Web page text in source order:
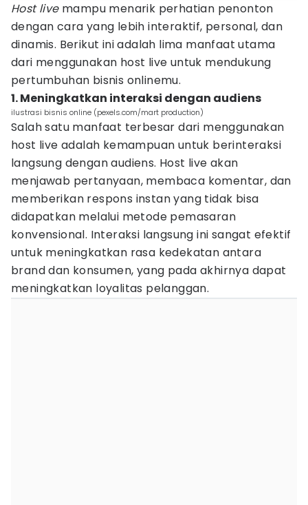
Host livemampu menarik perhatian penonton
dengan cara yang lebih interaktif, personal, dan
dinamis. Berikut ini adalah lima manfaat utama
dari menggunakan host live untuk mendukung
pertumbuhan bisnis onlinemu.
1. Meningkatkan interaksi dengan audiens
ilustrasi bisnis online (pexels.com/mart production)
Salah satu manfaat terbesar dari menggunakan
host live adalah kemampuan untuk berinteraksi
langsung dengan audiens. Host live akan
menjawab pertanyaan, membaca komentar, dan
memberikan respons instan yang tidak bisa
didapatkan melalui metode pemasaran
konvensional. Interaksi langsung ini sangat efektif
untuk meningkatkan rasa kedekatan antara
brand dan konsumen, yang pada akhirnya dapat
meningkatkan loyalitas pelanggan.